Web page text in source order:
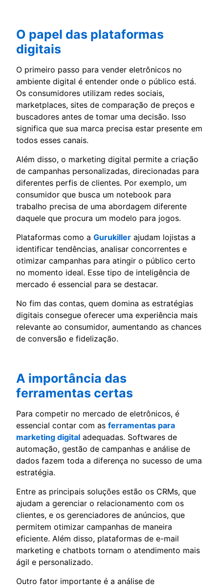
O papel das plataformas
digitais
O primeiro passo para vender eletrônicos no
ambiente digital é entender onde o público está.
Os consumidores utilizam redes sociais,
marketplaces, sites de comparação de preços e
buscadores antes de tomar uma decisão. Isso
significa que sua marca precisa estar presente em
todos esses canais.
Além disso, o marketing digital permite a criação
de campanhas personalizadas, direcionadas para
diferentes perfis de clientes. Por exemplo, um
consumidor que busca um notebook para
trabalho precisa de uma abordagem diferente
daquele que procura um modelo para jogos.
Plataformas como a Gurukiller ajudam lojistas a
identificar tendências, analisar concorrentes e
otimizar campanhas para atingir o público certo
no momento ideal. Esse tipo de inteligência de
mercado é essencial para se destacar.
No fim das contas, quem domina as estratégias
digitais consegue oferecer uma experiência mais
relevante ao consumidor, aumentando as chances
de conversão e fidelização.
A importância das
ferramentas certas
Para competir no mercado de eletrônicos, é
essencial contar com as ferramentas para
marketing digital adequadas. Softwares de
automação, gestão de campanhas e análise de
dados fazem toda a diferença no sucesso de uma
estratégia.
Entre as principais soluções estão os CRMs, que
ajudam a gerenciar o relacionamento com os
clientes, e os gerenciadores de anúncios, que
permitem otimizar campanhas de maneira
eficiente. Além disso, plataformas de e-mail
marketing e chatbots tornam o atendimento mais
ágil e personalizado.
Outro fator importante é a análise de